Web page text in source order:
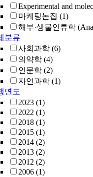
Experimental and
마케팅논집 (1)
해부·생물인류학
분류
사회과학 (6)
의약학 (4)
인문학 (2)
자연과학 (1)
연도
2023 (1)
2022 (1)
2018 (1)
2015 (1)
2014 (2)
2013 (2)
2012 (2)
2006 (1)